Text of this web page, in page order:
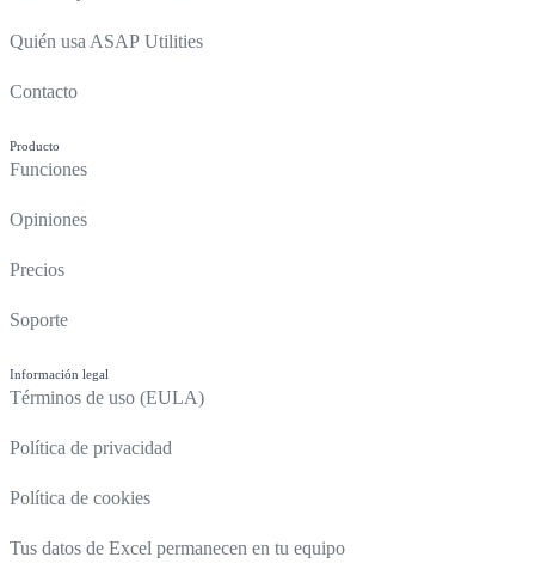
Quién usa ASAP Utilities
Contacto
Producto
Funciones
Opiniones
Precios
Soporte
Información legal
Términos de uso (EULA)
Política de privacidad
Política de cookies
Tus datos de Excel permanecen en tu equipo